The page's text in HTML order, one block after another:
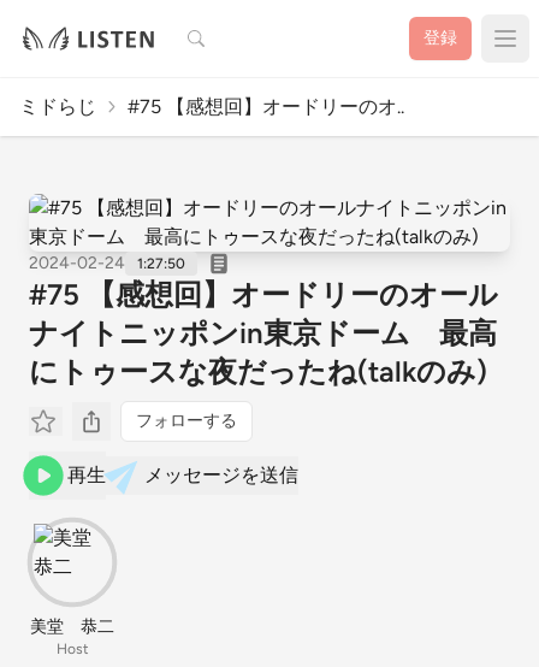
検索 登録
ミドらじ #75 【感想回】オードリーのオ..
2024-02-24 1:27:50
#75 【感想回】オードリーのオール
ナイトニッポンin東京ドーム 最高
にトゥースな夜だったね(talkのみ)
フォローする
再生 メッセージを送信
美堂 恭二
Host